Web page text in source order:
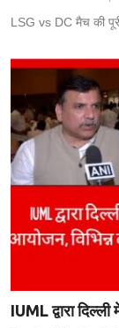
LSG vs DC मैच की पूरी
IUML द्वारा